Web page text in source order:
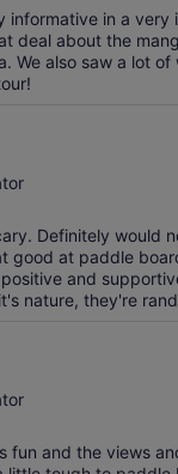
informative in a very
deal about the
We also saw a lot of
Definitely would
good at paddle
and
nature, they're
fun and the views